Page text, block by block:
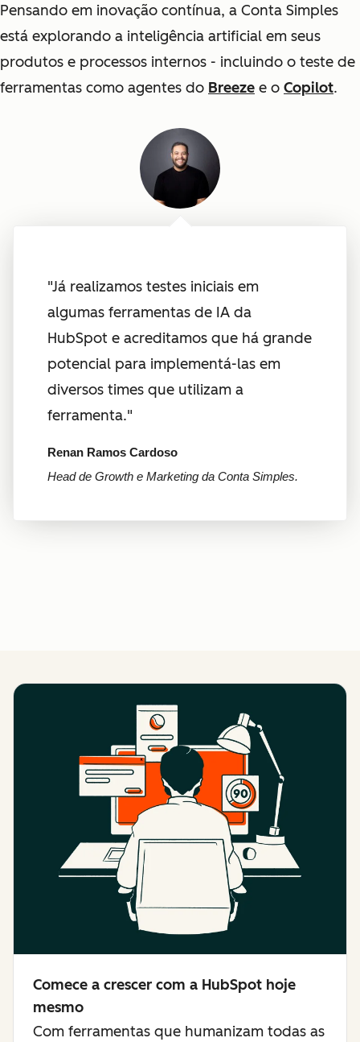
Pensando em inovação contínua, a Conta Simples
está explorando a inteligência artificial em seus
produtos e processos internos - incluindo o teste de
ferramentas como agentes do Breeze e o Copilot.
"Já realizamos testes iniciais em
algumas ferramentas de IA da
HubSpot e acreditamos que há grande
potencial para implementá-las em
diversos times que utilizam a
ferramenta."
Renan Ramos Cardoso
Head de Growth e Marketing da Conta Simples.
Comece a crescer com a HubSpot hoje
mesmo
Com ferramentas que humanizam todas as